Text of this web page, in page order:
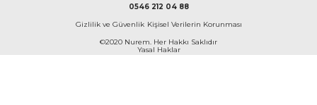
0546 212 04 88
Gizlilik ve Güvenlik Kişisel Verilerin Korunması
©2020 Nurem. Her Hakkı Saklıdır
Yasal Haklar